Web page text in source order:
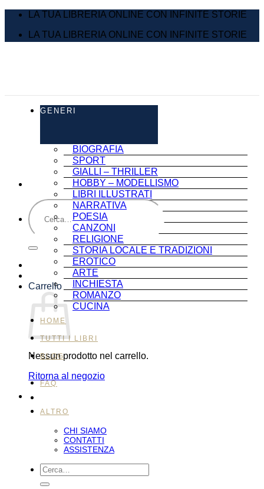
Salta
contenuti
LA TUA LIBRERIA ONLINE CON INFINITE STORIE
LA TUA LIBRERIA ONLINE CON INFINITE STORIE
Cerca:
Carrello
Nessun prodotto nel carrello.
Ritorna al negozio
GENERI
BIOGRAFIA
SPORT
GIALLI – THRILLER
HOBBY – MODELLISMO
LIBRI ILLUSTRATI
NARRATIVA
POESIA
CANZONI
RELIGIONE
STORIA LOCALE E TRADIZIONI
EROTICO
ARTE
INCHIESTA
ROMANZO
CUCINA
HOME
TUTTI I LIBRI
BLOG
FAQ
ALTRO
CHI SIAMO
CONTATTI
ASSISTENZA
Cerca: